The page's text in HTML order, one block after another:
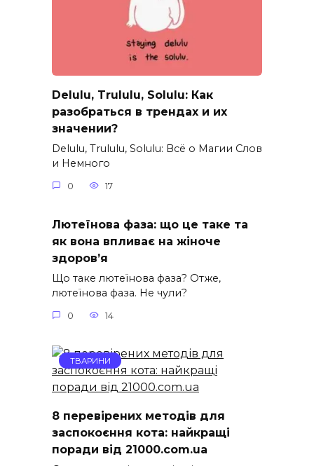
Delulu, Trululu, Solulu: Как
разобраться в трендах и их
значении?
Delulu, Trululu, Solulu: Всё о Магии Слов
и Немного
0 17
Лютеїнова фаза: що це таке та
як вона впливає на жіноче
здоров’я
Що таке лютеїнова фаза? Отже,
лютеїнова фаза. Не чули?
0 14
ТВАРИНИ
8 перевірених методів для
заспокоєння кота: найкращі
поради від 21000.com.ua